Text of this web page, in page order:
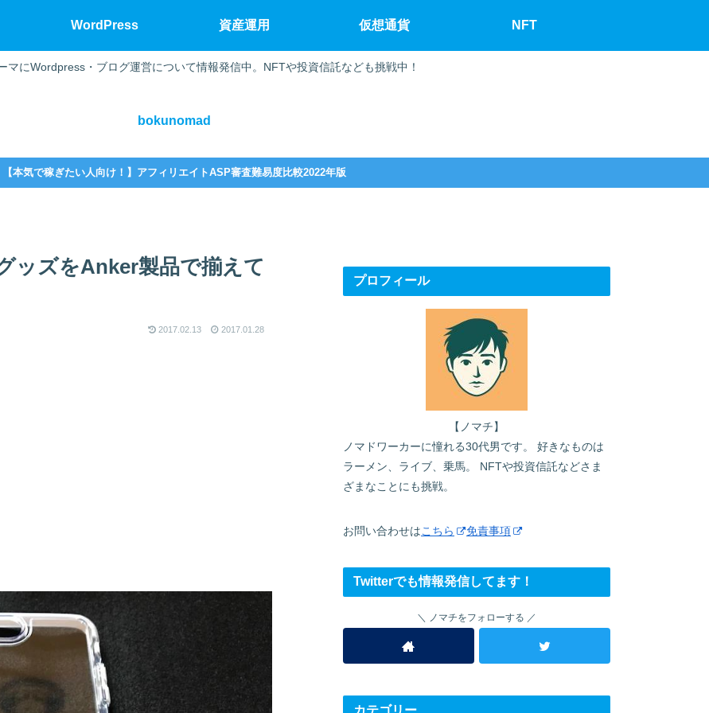
マにWordpress・ブログ運営について情報発信中。NFTや投資信託なども挑戦中！
bokunomad
WordPress 資産運用 仮想通貨 NFT
【本気で稼ぎたい人向け！】アフィリエイトASP審査難易度比較2022年版
ッズをAnker製品で揃えて
2017.02.13 2017.01.28
プロフィール
【ノマチ】
ノマドワーカーに憧れる30代男です。 好きなものは
ラーメン、ライブ、乗馬。 NFTや投資信託などさま
ざまなことにも挑戦。
お問い合わせはこちら 免責事項
Twitterでも情報発信してます！
ノマチをフォローする
カテゴリー